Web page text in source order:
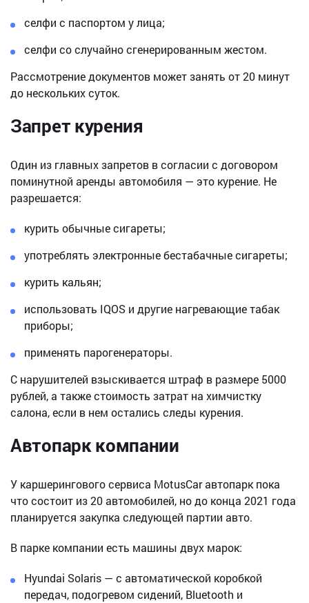
селфи с паспортом у лица;
селфи со случайно сгенерированным жестом.
Рассмотрение документов может занять от 20 минут
до нескольких суток.
Запрет курения
Один из главных запретов в согласии с договором
поминутной аренды автомобиля — это курение. Не
разрешается:
курить обычные сигареты;
употреблять электронные бестабачные сигареты;
курить кальян;
использовать IQOS и другие нагревающие табак
приборы;
применять парогенераторы.
С нарушителей взыскивается штраф в размере 5000
рублей, а также стоимость затрат на химчистку
салона, если в нем остались следы курения.
Автопарк компании
У каршерингового сервиса MotusCar автопарк пока
что состоит из 20 автомобилей, но до конца 2021 года
планируется закупка следующей партии авто.
В парке компании есть машины двух марок:
Hyundai Solaris — с автоматической коробкой
передач, подогревом сидений, Bluetooth и